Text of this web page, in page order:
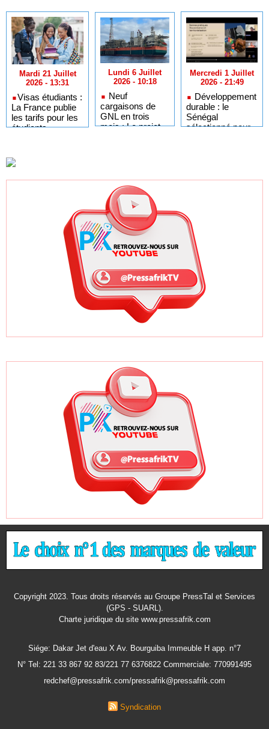
Mardi 21 Juillet
2026 - 13:31
​Visas étudiants :
La France publie
les tarifs pour les
étudiants
africains
Lundi 6 Juillet
2026 - 10:18
Neuf
cargaisons de
GNL en trois
mois : Le projet
Mercredi 1 Juillet
2026 - 21:49
Développement
durable : le
Sénégal
sélectionné pour
ODD
Copyright 2023. Tous droits réservés au Groupe PressTal et Services
(GPS - SUARL).
Charte juridiquedu site www.pressafrik.com
Siége: Dakar Jet d'eau X Av. Bourguiba Immeuble H app. n°7
N° Tel: 221 33 867 92 83/221 77 6376822 Commerciale: 770991495
redchef@pressafrik.com/pressafrik@pressafrik.com
Syndication